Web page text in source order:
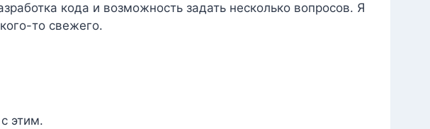
кода и возможность задать несколько вопросов. Я
то свежего.
этим.